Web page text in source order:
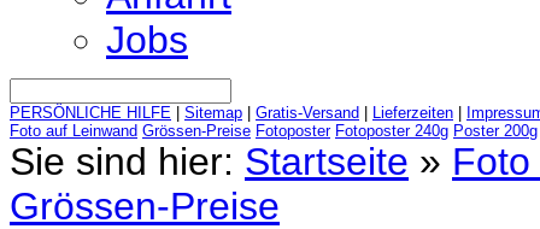
Jobs
PERSÖNLICHE HILFE Sitemap Gratis-Versand Lieferzeiten
Foto auf Leinwand Grössen-Preise Fotoposter Fotoposter 240g Poster 200g
Sie sind hier: Startseite »
Grössen-Preise